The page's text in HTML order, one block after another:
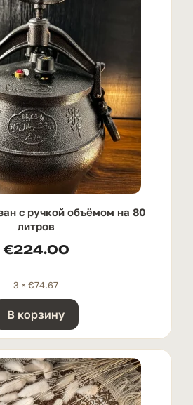
с ручкой oбъёмом на 80
литров
€224.00
3 × €74.67
В корзину